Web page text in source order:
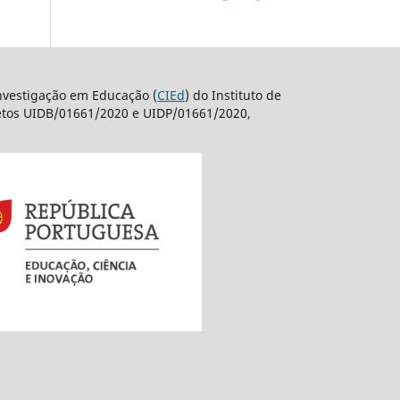
em Educação (CIEd) do Instituto de
UIDB/01661/2020 e UIDP/01661/2020,